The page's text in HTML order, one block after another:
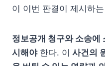
이 이번 판결이 제시하
정보공개 청구와 소송에
시해야한다. 이 사건의